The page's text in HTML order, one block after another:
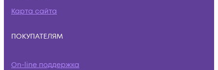
Карта сайта
ПОКУПАТЕЛЯМ
On-line поддержка